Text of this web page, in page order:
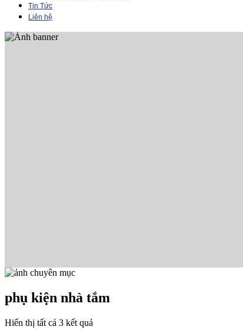
Tin Tức
Liên hệ
phụ kiện nhà tắm
Hiển thị tất cả 3 kết quả